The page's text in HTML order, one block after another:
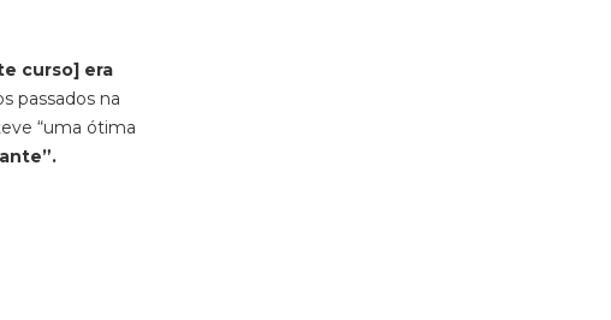
curso] era
passados na
“uma ótima